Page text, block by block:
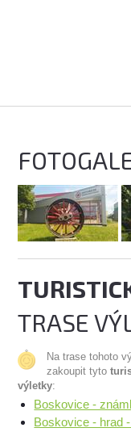
TRASE
Na trase tohoto
zakoupit tyto
výletky:
Boskovice -
Boskovice - hrad